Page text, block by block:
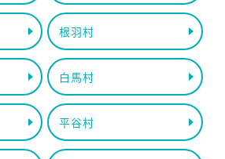
根羽村
白馬村
平谷村